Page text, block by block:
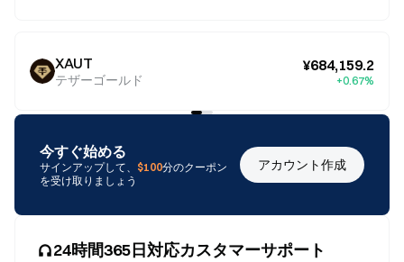
XAUT
テザーゴールド
¥684,159.2
+0.67%
今すぐ始める
サインアップして、 $100分のクーポン
を受け取りましょう
アカウント作成
24時間365日対応カスタマーサポート